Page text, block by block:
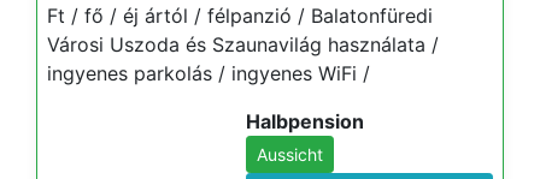
Ft / fő / éj ártól / félpanzió / Balatonfüredi
Városi Uszoda és Szaunavilág használata /
ingyenes parkolás / ingyenes WiFi /
Halbpension
Aussicht